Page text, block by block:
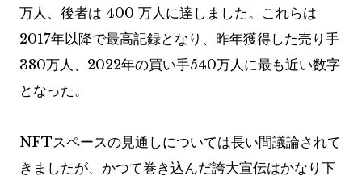
万人、後者は 400 万人に達しました。これらは
2017年以降で最高記録となり、昨年獲得した売り手
380万人、2022年の買い手540万人に最も近い数字
となった。
NFTスペースの見通しについては長い間議論されて
きましたが、かつて巻き込んだ誇大宣伝はかなり下